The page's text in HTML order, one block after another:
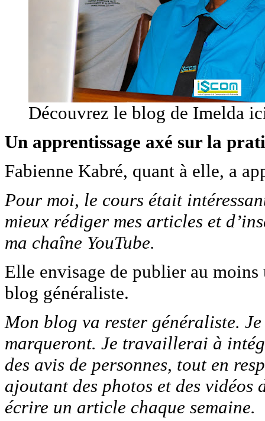
Découvrez le blog de Imelda
Un apprentissage axé sur la
Fabienne Kabré, quant à elle, a
Pour moi, le cours était
mieux rédiger mes articles et
ma chaîne YouTube.
Elle envisage de publier au
blog généraliste.
Mon blog va rester généraliste.
marqueront. Je travaillerai à
des avis de personnes, tout en
ajoutant des photos et des
écrire un article chaque semaine.